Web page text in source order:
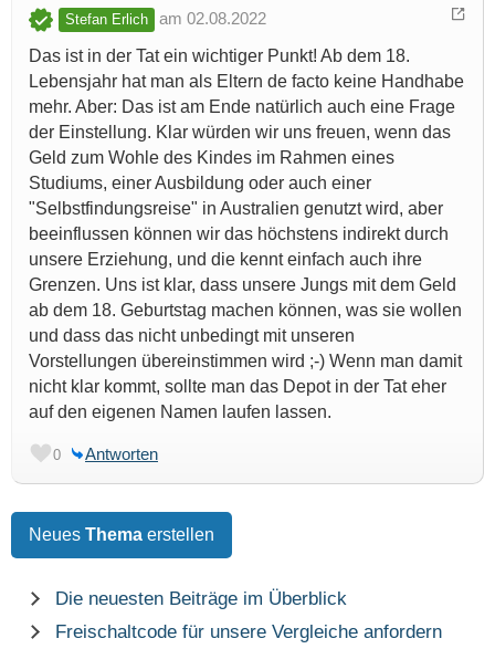
Stefan Erlich
am 02.08.2022
Das ist in der Tat ein wichtiger Punkt! Ab dem 18.
Lebensjahr hat man als Eltern de facto keine Handhabe
mehr. Aber: Das ist am Ende natürlich auch eine Frage
der Einstellung. Klar würden wir uns freuen, wenn das
Geld zum Wohle des Kindes im Rahmen eines
Studiums, einer Ausbildung oder auch einer
"Selbstfindungsreise" in Australien genutzt wird, aber
beeinflussen können wir das höchstens indirekt durch
unsere Erziehung, und die kennt einfach auch ihre
Grenzen. Uns ist klar, dass unsere Jungs mit dem Geld
ab dem 18. Geburtstag machen können, was sie wollen
und dass das nicht unbedingt mit unseren
Vorstellungen übereinstimmen wird ;-) Wenn man damit
nicht klar kommt, sollte man das Depot in der Tat eher
auf den eigenen Namen laufen lassen.
0 Antworten
Neues Thema erstellen
Die neuesten Beiträge im Überblick
Freischaltcode für unsere Vergleiche anfordern